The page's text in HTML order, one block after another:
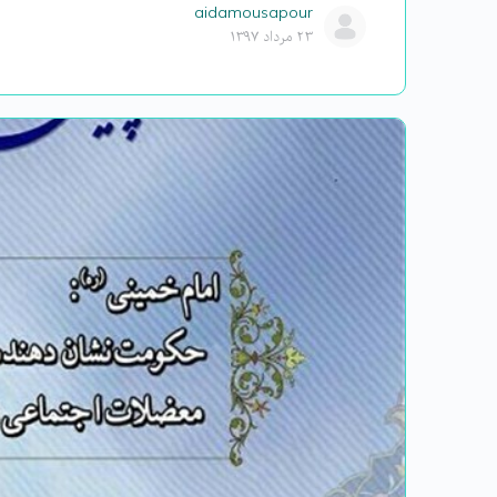
aidamousapour
۲۳ مرداد ۱۳۹۷